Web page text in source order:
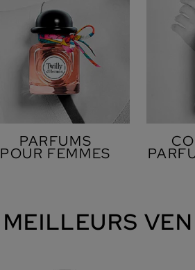
PARFUMS
POUR FEMMES
MEILLEURS